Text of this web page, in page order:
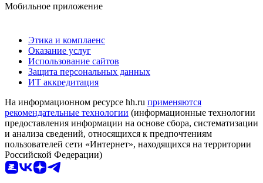
Мобильное приложение
Этика и комплаенс
Оказание услуг
Использование сайтов
Защита персональных данных
ИТ аккредитация
На информационном ресурсе hh.ru применяются
рекомендательные технологии (информационные технологии
предоставления информации на основе сбора, систематизации
и анализа сведений, относящихся к предпочтениям
пользователей сети «Интернет», находящихся на территории
Российской Федерации)